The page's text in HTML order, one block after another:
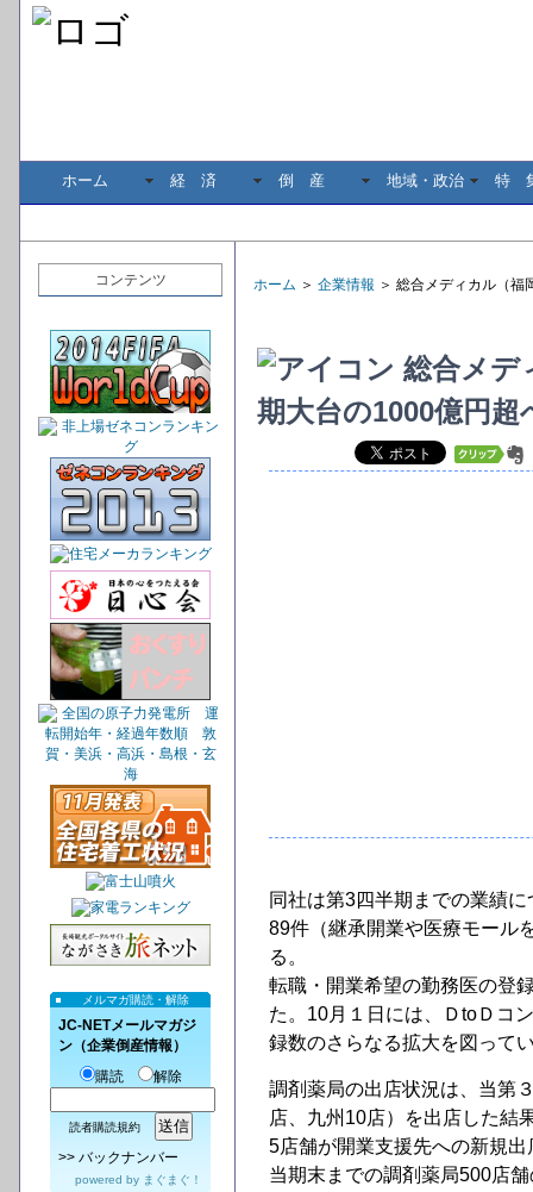
ホーム 経 済 倒 産 地域・政治 特
コンテンツ
メルマガ購読・解除
JC-NETメールマガジ
ン（企業倒産情報）
購読
解除
読者購読規約
>> バックナンバー
powered by まぐまぐ！
ホーム ＞ 企業情報 ＞ 総合メディカル（
総合メ
期大台の1000億円
同社は第3四半期までの業績
89件（継承開業や医療モール
る。
転職・開業希望の勤務医の登
た。10月１日には、ＤtoＤコ
録数のさらなる拡大を図って
調剤薬局の出店状況は、当第
店、九州10店）を出店した結
5店舗が開業支援先への新規
当期末までの調剤薬局500店